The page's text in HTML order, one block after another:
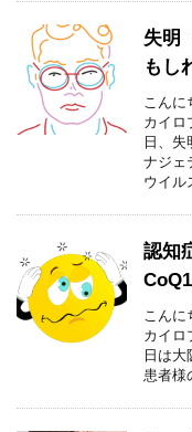
失明
もし
こんに
カイロ
日、
ナジェ
ウイル
認知
こんに
カイロ
日は
患者